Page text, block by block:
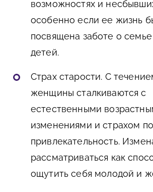
возможностях и
особенно если ее жизнь
посвящена заботе о
детей.
Страх старости. С
женщины сталкиваются с
естественными
изменениями и страхом
привлекательность.
рассматриваться как
ощутить себя молодой и